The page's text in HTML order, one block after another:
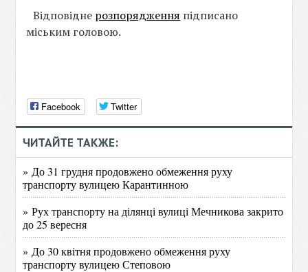
Відповідне розпорядження підписано
міським головою.
Facebook Twitter
ЧИТАЙТЕ ТАКЖЕ:
» До 31 грудня продовжено обмеження руху
транспорту вулицею Карантинною
» Рух транспорту на ділянці вулиці Мечникова закрито
до 25 вересня
» До 30 квітня продовжено обмеження руху
транспорту вулицею Степовою